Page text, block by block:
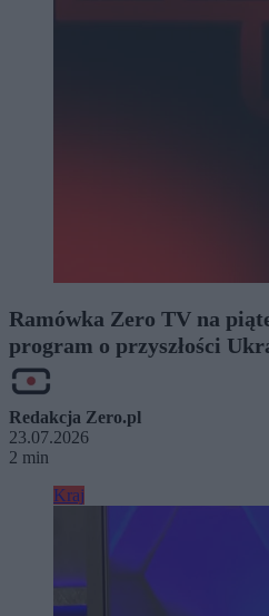
Ramówka Zero TV na
program o przyszłości
Redakcja Zero.pl
23.07.2026
2 min
Kraj